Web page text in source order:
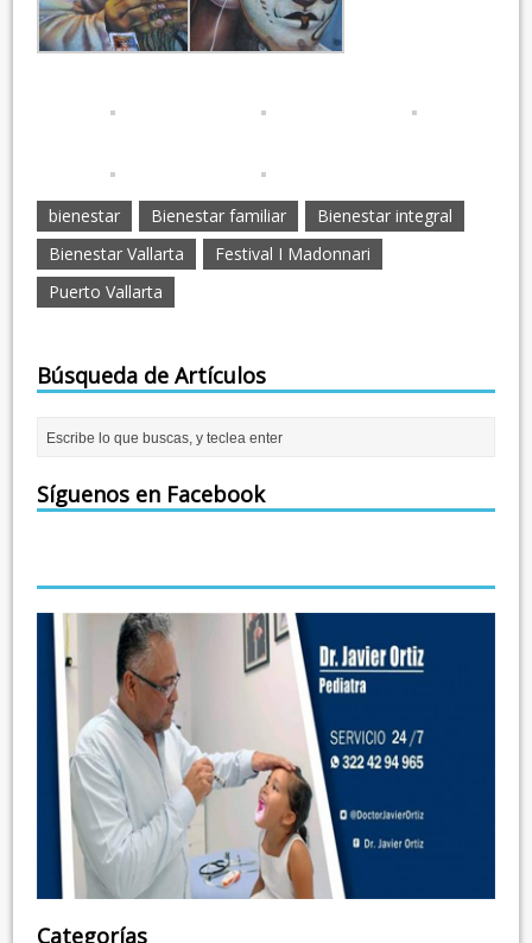
bienestar Bienestar familiar
Bienestar integral
Bienestar Vallarta
Festival I Madonnari
Puerto Vallarta
Búsqueda de Artículos
Síguenos en Facebook
Categorías